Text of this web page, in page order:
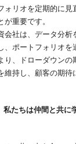
ォリオを定期的に見
が重要です。
会社は、データ分析
、ポートフォリオを
り、ドローダウン
維持し、顧客の期待
私たちは仲間と共に